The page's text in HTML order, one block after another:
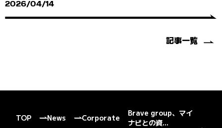
2026/04/14
記事一覧
TOP News Corporate
Brave group、マイ
ナビとの資...